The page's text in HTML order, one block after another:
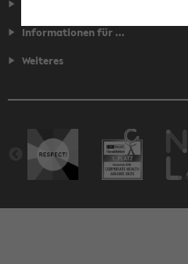
Informationen für ...
Weiteres